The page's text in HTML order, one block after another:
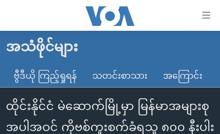
လွယ်ကူ
သည့်
Link
များ
ပင်မ
မူလစာမျက်နှာ
မြန်မာ
ကမ္ဘာ့သတင်းများ
နိုင်ငံတကာ
အမေရိကန်
ဗွီဒီယို
သတင်းလွတ်လပ်ခွင့်
အသံဖိုင်များ
ဗွီဒီယို ကြည့်ရှုရန် သတင်းစာသား အကြောင်း
ထိုင်းနိုင်ငံ မဲဆောက်မြို့မှာ မြန်မာအများစု
အပါအဝင် ကိုဗစ်ကူးစက်ခံရသူ ၈၀၀ နီးပါး